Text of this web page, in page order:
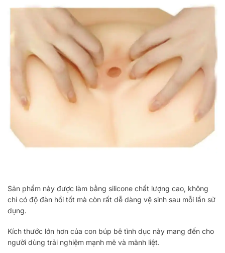
Sản phẩm này được làm bằng silicone chất lượng cao, không
chỉ có độ đàn hồi tốt mà còn rất dễ dàng vệ sinh sau mỗi lần sử
dụng.
Kích thước lớn hơn của con búp bê tình dục này mang đến cho
người dùng trải nghiệm mạnh mẽ và mãnh liệt.